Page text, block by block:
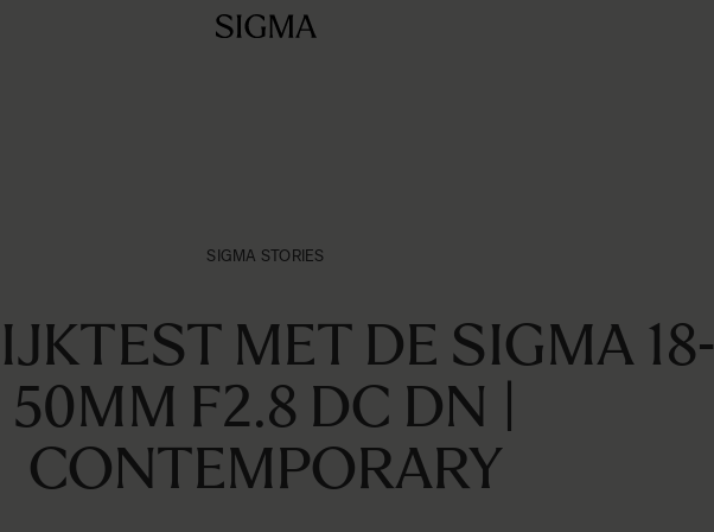
SIGMA STORIES
MET DE SIGMA 18-
50MM F2.8 DC DN |
CONTEMPORARY